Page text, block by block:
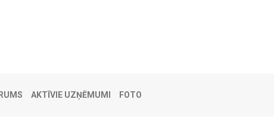
AKTĪVIE UZŅĒMUMI FOTO